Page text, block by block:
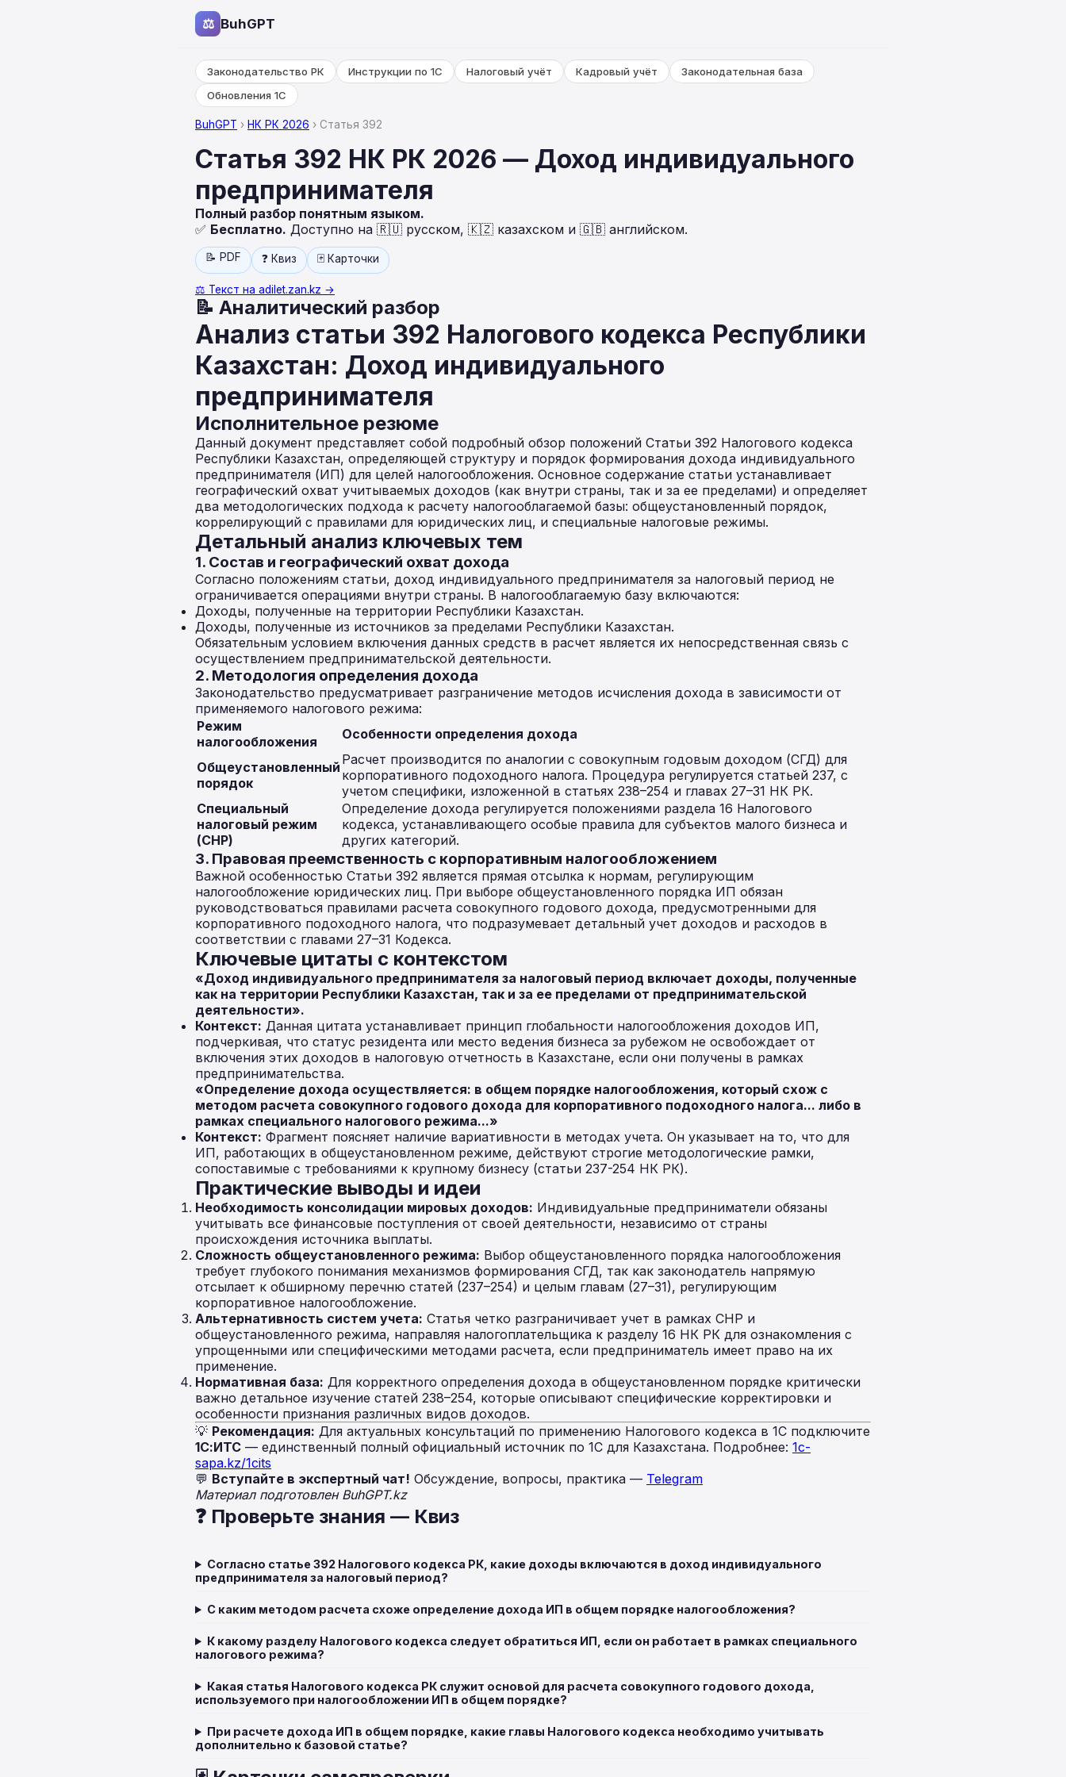
⚖ BuhGPT
Законодательство РК Инструкции по 1С Налоговый учёт Кадровый учёт
Законодательная база
Обновления 1С
BuhGPT › НК РК 2026 › Статья 392
Статья 392 НК РК 2026 — Доход индивидуального
предпринимателя
Полный разбор понятным языком.
✅ Бесплатно. Доступно на 🇷🇺 русском, 🇰🇿 казахском и 🇬🇧 английском.
📝 PDF ❓ Квиз 🃏 Карточки
⚖️ Текст на adilet.zan.kz →
📝 Аналитический разбор
Анализ статьи 392 Налогового кодекса Республики
Казахстан: Доход индивидуального
предпринимателя
Исполнительное резюме
Данный документ представляет собой подробный обзор положений Статьи 392 Налогового кодекса
Республики Казахстан, определяющей структуру и порядок формирования дохода индивидуального
предпринимателя (ИП) для целей налогообложения. Основное содержание статьи устанавливает
географический охват учитываемых доходов (как внутри страны, так и за ее пределами) и определяет
два методологических подхода к расчету налогооблагаемой базы: общеустановленный порядок,
коррелирующий с правилами для юридических лиц, и специальные налоговые режимы.
Детальный анализ ключевых тем
1. Состав и географический охват дохода
Согласно положениям статьи, доход индивидуального предпринимателя за налоговый период не
ограничивается операциями внутри страны. В налогооблагаемую базу включаются:
Доходы, полученные на территории Республики Казахстан.
Доходы, полученные из источников за пределами Республики Казахстан.
Обязательным условием включения данных средств в расчет является их непосредственная связь с
осуществлением предпринимательской деятельности.
2. Методология определения дохода
Законодательство предусматривает разграничение методов исчисления дохода в зависимости от
применяемого налогового режима:
Режим
налогообложения
Особенности определения дохода
Общеустановленный
порядок
Расчет производится по аналогии с совокупным годовым доходом (СГД) для
корпоративного подоходного налога. Процедура регулируется статьей 237, с
учетом специфики, изложенной в статьях 238–254 и главах 27–31 НК РК.
Специальный
налоговый режим
(СНР)
Определение дохода регулируется положениями раздела 16 Налогового
кодекса, устанавливающего особые правила для субъектов малого бизнеса и
других категорий.
3. Правовая преемственность с корпоративным налогообложением
Важной особенностью Статьи 392 является прямая отсылка к нормам, регулирующим
налогообложение юридических лиц. При выборе общеустановленного порядка ИП обязан
руководствоваться правилами расчета совокупного годового дохода, предусмотренными для
корпоративного подоходного налога, что подразумевает детальный учет доходов и расходов в
соответствии с главами 27–31 Кодекса.
Ключевые цитаты с контекстом
«Доход индивидуального предпринимателя за налоговый период включает доходы, полученные
как на территории Республики Казахстан, так и за ее пределами от предпринимательской
деятельности».
Контекст: Данная цитата устанавливает принцип глобальности налогообложения доходов ИП,
подчеркивая, что статус резидента или место ведения бизнеса за рубежом не освобождает от
включения этих доходов в налоговую отчетность в Казахстане, если они получены в рамках
предпринимательства.
«Определение дохода осуществляется: в общем порядке налогообложения, который схож с
методом расчета совокупного годового дохода для корпоративного подоходного налога... либо в
рамках специального налогового режима...»
Контекст: Фрагмент поясняет наличие вариативности в методах учета. Он указывает на то, что для
ИП, работающих в общеустановленном режиме, действуют строгие методологические рамки,
сопоставимые с требованиями к крупному бизнесу (статьи 237-254 НК РК).
Практические выводы и идеи
Необходимость консолидации мировых доходов: Индивидуальные предприниматели обязаны
учитывать все финансовые поступления от своей деятельности, независимо от страны
происхождения источника выплаты.
Сложность общеустановленного режима: Выбор общеустановленного порядка налогообложения
требует глубокого понимания механизмов формирования СГД, так как законодатель напрямую
отсылает к обширному перечню статей (237–254) и целым главам (27–31), регулирующим
корпоративное налогообложение.
Альтернативность систем учета: Статья четко разграничивает учет в рамках СНР и
общеустановленного режима, направляя налогоплательщика к разделу 16 НК РК для ознакомления с
упрощенными или специфическими методами расчета, если предприниматель имеет право на их
применение.
Нормативная база: Для корректного определения дохода в общеустановленном порядке критически
важно детальное изучение статей 238–254, которые описывают специфические корректировки и
особенности признания различных видов доходов.
💡 Рекомендация: Для актуальных консультаций по применению Налогового кодекса в 1С подключите
1С:ИТС — единственный полный официальный источник по 1С для Казахстана. Подробнее: 1c-
sapa.kz/1cits
💬 Вступайте в экспертный чат! Обсуждение, вопросы, практика — Telegram
Материал подготовлен BuhGPT.kz
❓ Проверьте знания — Квиз
Согласно статье 392 Налогового кодекса РК, какие доходы включаются в доход индивидуального
предпринимателя за налоговый период?
С каким методом расчета схоже определение дохода ИП в общем порядке налогообложения?
К какому разделу Налогового кодекса следует обратиться ИП, если он работает в рамках специального
налогового режима?
Какая статья Налогового кодекса РК служит основой для расчета совокупного годового дохода,
используемого при налогообложении ИП в общем порядке?
При расчете дохода ИП в общем порядке, какие главы Налогового кодекса необходимо учитывать
дополнительно к базовой статье?